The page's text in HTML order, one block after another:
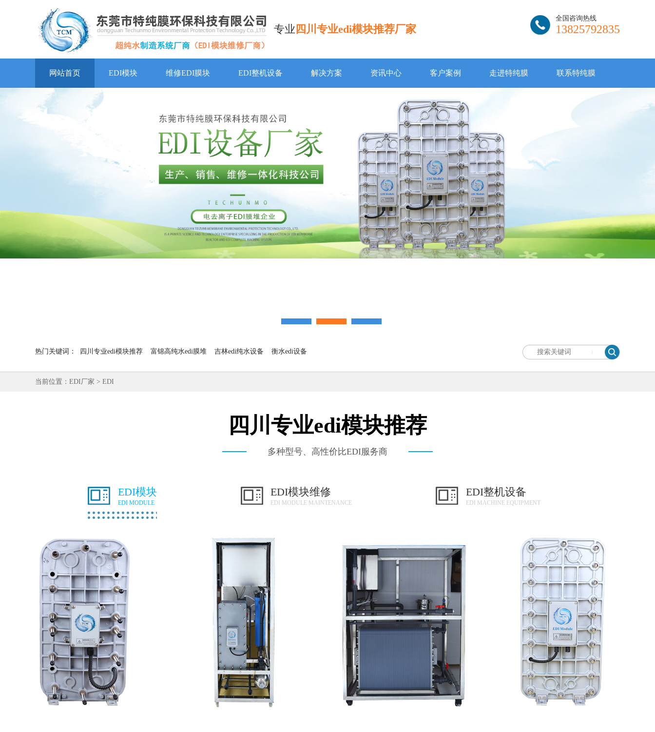
专业 四川专业edi模块推荐厂家
全国咨询热线
13825792835
网站首页 EDI模块 维修EDI膜块 EDI整机设备 解决方案 资讯中心 客户案例 走进特纯膜 联系特纯膜
热门关键词： 四川专业edi模块推荐 富锦高纯水edi膜堆 吉林edi纯水设备 衡水edi设备
当前位置： EDI厂家 > EDI
四川专业edi模块推荐
多种型号、高性价比EDI服务商
EDI模块
EDI MODULE
EDI模块维修
EDI MODULE MAINTENANCE
EDI整机设备
EDI MACHINE EQUIPMENT